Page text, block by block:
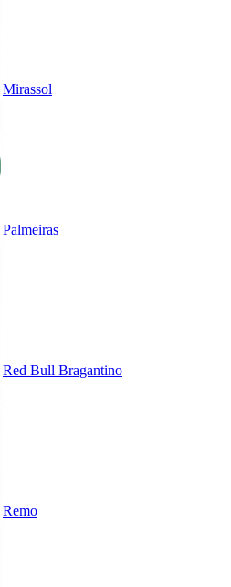
Mirassol
Palmeiras
Red Bull Bragantino
Remo